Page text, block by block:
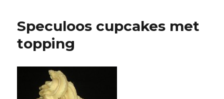
Speculoos cupcakes met
topping